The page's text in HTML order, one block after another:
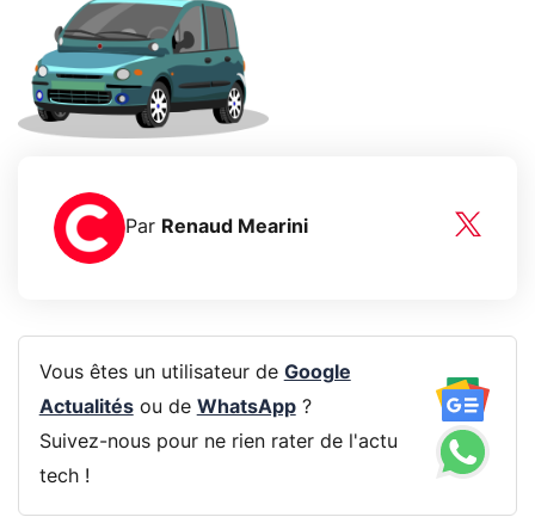
Par Renaud Mearini
Vous êtes un utilisateur de Google
Actualitésou de WhatsApp?
Suivez-nous pour ne rien rater de l'actu
tech !